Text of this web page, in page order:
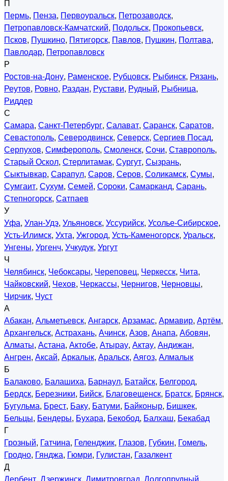
П
Пермь, Пенза, Первоуральск, Петрозаводск,
Петропавловск-Камчатский, Подольск, Прокопьевск,
Псков, Пушкино, Пятигорск, Павлов, Пушкин, Полтава,
Павлодар, Петропавловск
Р
Ростов-на-Дону, Раменское, Рубцовск, Рыбинск, Рязань,
Реутов, Ровно, Раздан, Рустави, Рудный, Рыбница,
Риддер
С
Самара, Санкт-Петербург, Салават, Саранск, Саратов,
Севастополь, Северодвинск, Северск, Сергиев Посад,
Серпухов, Симферополь, Смоленск, Сочи, Ставрополь,
Старый Оскол, Стерлитамак, Сургут, Сызрань,
Сыктывкар, Сарапул, Саров, Серов, Соликамск, Сумы,
Сумгаит, Сухум, Семей, Сороки, Самарканд, Сарань,
Степногорск, Сатпаев
У
Уфа, Улан-Удэ, Ульяновск, Уссурийск, Усолье-Сибирское,
Усть-Илимск, Ухта, Ужгород, Усть-Каменогорск, Уральск,
Унгены, Ургенч, Учкудук, Ургут
Ч
Челябинск, Чебоксары, Череповец, Черкесск, Чита,
Чайковский, Чехов, Черкассы, Чернигов, Черновцы,
Чирчик, Чуст
А
Абакан, Альметьевск, Ангарск, Арзамас, Армавир, Артём,
Архангельск, Астрахань, Ачинск, Азов, Анапа, Абовян,
Алматы, Астана, Актобе, Атырау, Актау, Андижан,
Ангрен, Аксай, Аркалык, Аральск, Аягоз, Алмалык
Б
Балаково, Балашиха, Барнаул, Батайск, Белгород,
Бердск, Березники, Бийск, Благовещенск, Братск, Брянск,
Бугульма, Брест, Баку, Батуми, Байконыр, Бишкек,
Бельцы, Бендеры, Бухара, Бекобод, Балхаш, Бекабад
Г
Грозный, Гатчина, Геленджик, Глазов, Губкин, Гомель,
Гродно, Гянджа, Гюмри, Гулистан, Газалкент
Д